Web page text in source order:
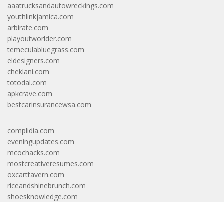
aaatrucksandautowreckings.com
youthlinkjamica.com
arbirate.com
playoutworlder.com
temeculabluegrass.com
eldesigners.com
cheklani.com
totodal.com
apkcrave.com
bestcarinsurancewsa.com
complidia.com
eveningupdates.com
mcochacks.com
mostcreativeresumes.com
oxcarttavern.com
riceandshinebrunch.com
shoesknowledge.com